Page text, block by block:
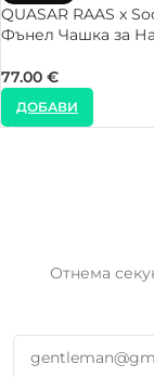
QUASAR RAAS x
Фънел Чашка за
77.00 €
ДОБАВИ
Отнема